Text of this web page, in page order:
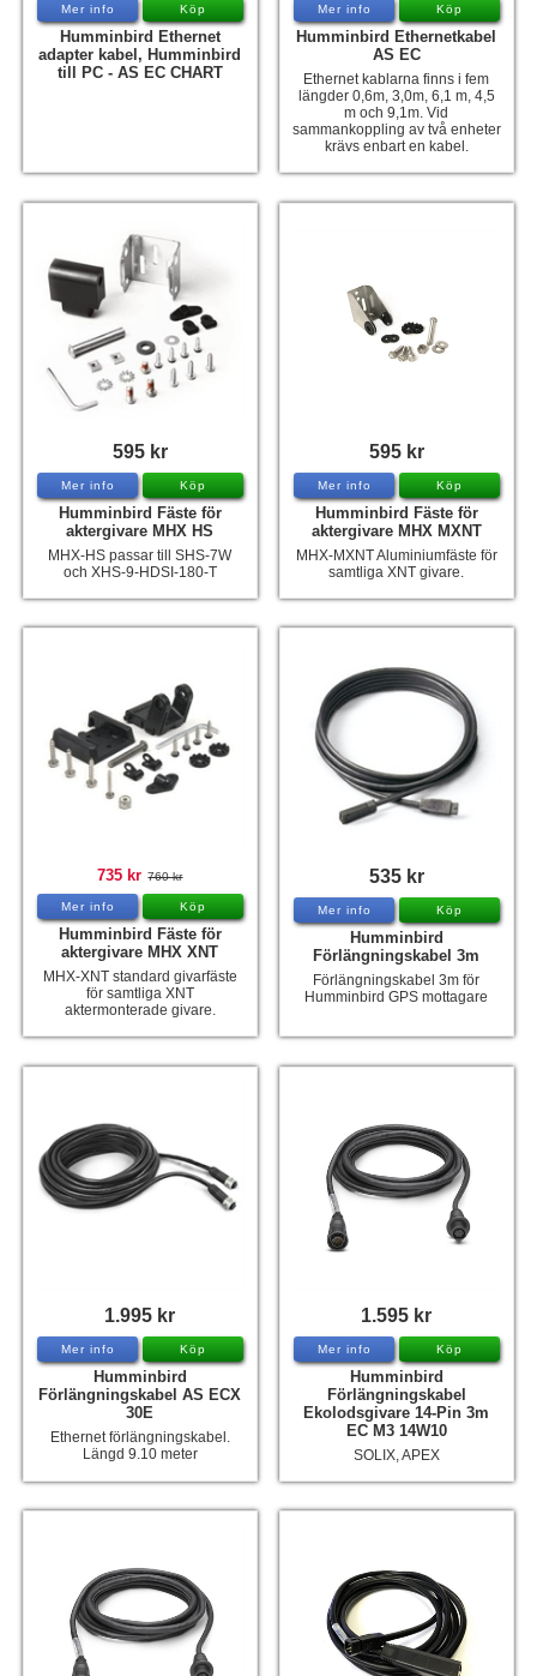
Mer info Köp
Humminbird Ethernet
adapter kabel, Humminbird
till PC - AS EC CHART
Mer info Köp
Humminbird Ethernetkabel
AS EC
Ethernet kablarna finns i fem
längder 0,6m, 3,0m, 6,1 m, 4,5
m och 9,1m. Vid
sammankoppling av två enheter
krävs enbart en kabel.
595 kr
Mer info Köp
Humminbird Fäste för
aktergivare MHX HS
MHX-HS passar till SHS-7W
och XHS-9-HDSI-180-T
595 kr
Mer info Köp
Humminbird Fäste för
aktergivare MHX MXNT
MHX-MXNT Aluminiumfäste för
samtliga XNT givare.
735 kr 760 kr
Mer info Köp
Humminbird Fäste för
aktergivare MHX XNT
MHX-XNT standard givarfäste
för samtliga XNT
aktermonterade givare.
535 kr
Mer info Köp
Humminbird
Förlängningskabel 3m
Förlängningskabel 3m för
Humminbird GPS mottagare
1.995 kr
Mer info Köp
Humminbird
Förlängningskabel AS ECX
30E
Ethernet förlängningskabel.
Längd 9.10 meter
1.595 kr
Mer info Köp
Humminbird
Förlängningskabel
Ekolodsgivare 14-Pin 3m
EC M3 14W10
SOLIX, APEX